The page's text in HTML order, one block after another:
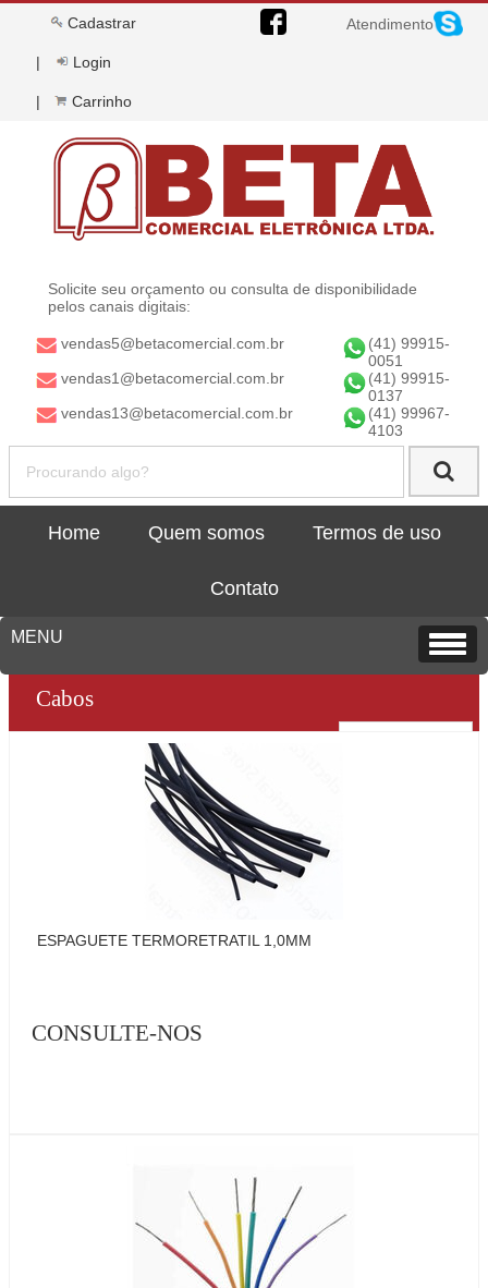
Cadastrar
Login
Carrinho
Atendimento
Solicite seu orçamento ou consulta de disponibilidade
pelos canais digitais:
(41) 99915-
0051
vendas5@betacomercial.com.br
(41) 99915-
0137
vendas1@betacomercial.com.br
(41) 99967-
4103
vendas13@betacomercial.com.br
Home Quem somos Termos de uso
Contato
Cabos
ESPAGUETE TERMORETRATIL 1,0MM
CONSULTE-NOS